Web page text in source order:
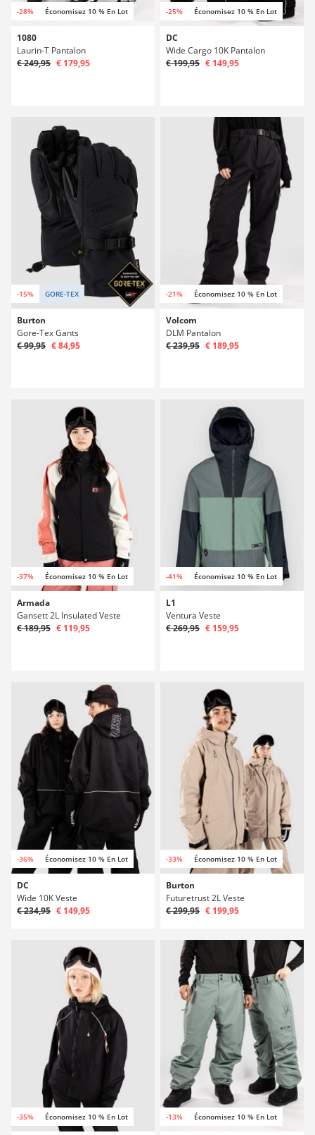
-28% Économisez 10 % En Lot
1080
Laurin-T Pantalon
€ 249,95 € 179,95
-25% Économisez 10 % En Lot
DC
Wide Cargo 10K Pantalon
€ 199,95 € 149,95
-15% GORE-TEX
Burton
Gore-Tex Gants
€ 99,95 € 84,95
-21% Économisez 10 % En Lot
Volcom
DLM Pantalon
€ 239,95 € 189,95
-37% Économisez 10 % En Lot
Armada
Gansett 2L Insulated Veste
€ 189,95 € 119,95
-41% Économisez 10 % En Lot
L1
Ventura Veste
€ 269,95 € 159,95
-36% Économisez 10 % En Lot
DC
Wide 10K Veste
€ 234,95 € 149,95
-33% Économisez 10 % En Lot
Burton
Futuretrust 2L Veste
€ 299,95 € 199,95
-35% Économisez 10 % En Lot -13% Économisez 10 % En Lot